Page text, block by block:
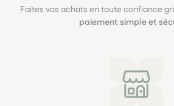
Faites vos achats en toute confiance
paiement simple et